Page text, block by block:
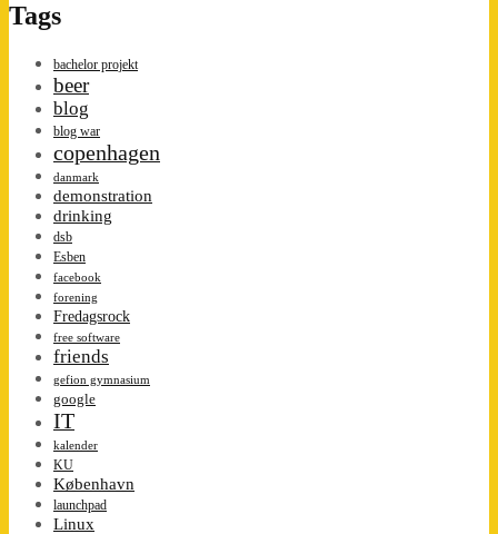
Tags
bachelor projekt
beer
blog
blog war
copenhagen
danmark
demonstration
drinking
dsb
Esben
facebook
forening
Fredagsrock
free software
friends
gefion gymnasium
google
IT
kalender
KU
København
launchpad
Linux